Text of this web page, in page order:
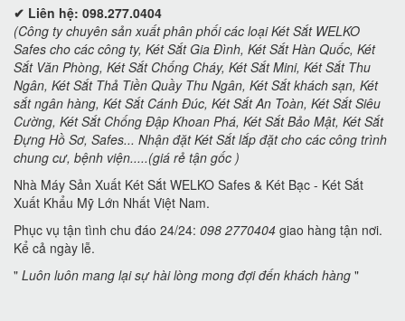
✔ Liên hệ: 098.277.0404
(Công ty chuyên sản xuất phân phối các loại Két Sắt WELKO
Safes cho các công ty, Két Sắt Gia Đình, Két Sắt Hàn Quốc, Két
Sắt Văn Phòng, Két Sắt Chống Cháy, Két Sắt Mini, Két Sắt Thu
Ngân, Két Sắt Thả Tiền Quầy Thu Ngân, Két Sắt khách sạn, Két
sắt ngân hàng, Két Sắt Cánh Đúc, Két Sắt An Toàn, Két Sắt Siêu
Cường, Két Sắt Chống Đập Khoan Phá, Két Sắt Bảo Mật, Két Sắt
Đựng Hồ Sơ, Safes... Nhận đặt Két Sắt lắp đặt cho các công trình
chung cư, bệnh viện.....(giá rẻ tận gốc )
Nhà Máy Sản Xuất Két Sắt WELKO Safes & Két Bạc - Két Sắt
Xuất Khẩu Mỹ Lớn Nhất Việt Nam.
Phục vụ tận tình chu đáo 24/24: 098 2770404 giao hàng tận nơi.
Kể cả ngày lễ.
" Luôn luôn mang lại sự hài lòng mong đợi đến khách hàng "